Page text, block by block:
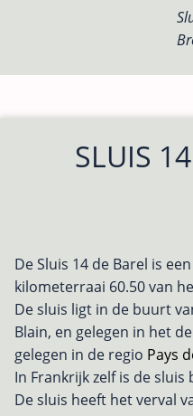
SLUIS
De Sluis 14 de Barel is
kilometerraai 60.50 van
De sluis ligt in de buurt
Blain, en gelegen in het
gelegen in de regio Pays
In Frankrijk zelf is de sluis
De sluis heeft het verval